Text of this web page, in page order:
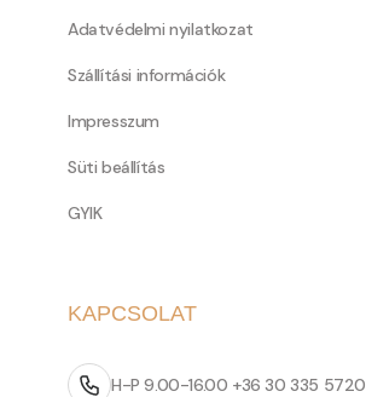
Adatvédelmi nyilatkozat
Szállítási információk
Impresszum
Süti beállítás
GYIK
KAPCSOLAT
H-P 9.00-16.00 +36 30 335 5720